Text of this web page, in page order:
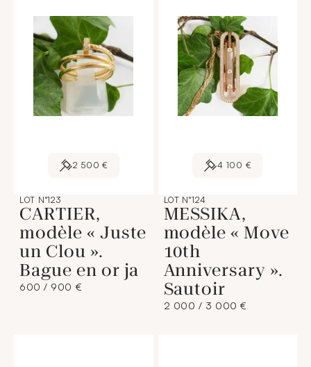
2 500 €
LOT N°123
CARTIER,
modèle « Juste
un Clou ».
Bague en or ja
600 / 900 €
4 100 €
LOT N°124
MESSIKA,
modèle « Move
10th
Anniversary ».
Sautoir
2 000 / 3 000 €